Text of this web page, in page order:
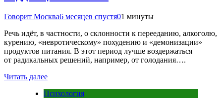
Говорит Москва6 месяцев спустя01 минуты
Речь идёт, в частности, о склонности к перееданию, алкоголю,
курению, «невротическому» похудению и «демонизации»
продуктов питания. В этот период лучше воздержаться
от радикальных решений, например, от голодания….
Читать далее
Психология